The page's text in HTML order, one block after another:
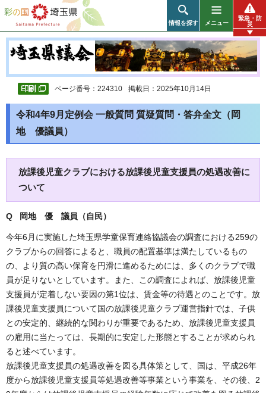
彩の国 埼玉県
情報を探す メニュー
緊急・防
災
ページ番号：224310 掲載日：2025年10月14日
令和4年9月定例会 一般質問 質疑質問・答弁全文（岡
地 優議員）
放課後児童クラブにおける放課後児童支援員の処遇改善に
ついて
Q 岡地 優 議員（自民）
今年6月に実施した埼玉県学童保育連絡協議会の調査における259の
クラブからの回答によると、職員の配置基準は満たしているもの
の、より質の高い保育を円滑に進めるためには、多くのクラブで職
員が足りないとしています。また、この調査によれば、放課後児童
支援員が定着しない要因の第1位は、賃金等の待遇とのことです。放
課後児童支援員について国の放課後児童クラブ運営指針では、子供
との安定的、継続的な関わりが重要であるため、放課後児童支援員
の雇用に当たっては、長期的に安定した形態とすることが求められ
ると述べています。
放課後児童支援員の処遇改善を図る具体策として、国は、平成26年
度から放課後児童支援員等処遇改善等事業という事業を、その後、2